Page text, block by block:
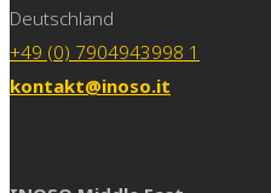
Deutschland
+49 (0) 7904943998 1
kontakt@inoso.it